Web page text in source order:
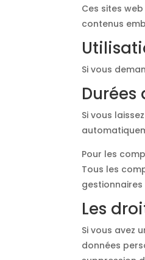
Ces sites
contenus
Si vous
Si vous
Pour les
Tous les
Les
Si vous avez
données